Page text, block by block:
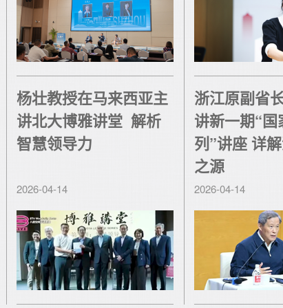
杨壮教授在马来西亚主
讲北大博雅讲堂 解析
智慧领导力
2026-04-14
浙江原副省
讲新一期“
列”讲座 详
之源
2026-04-14